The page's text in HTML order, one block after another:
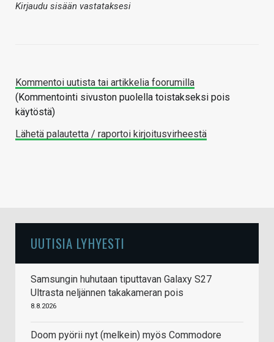
Kirjaudu sisään vastataksesi
Kommentoi uutista tai artikkelia foorumilla
(Kommentointi sivuston puolella toistakseksi pois
käytöstä)
Lähetä palautetta / raportoi kirjoitusvirheestä
UUTISIA LYHYESTI
Samsungin huhutaan tiputtavan Galaxy S27
Ultrasta neljännen takakameran pois
8.8.2026
Doom pyörii nyt (melkein) myös Commodore